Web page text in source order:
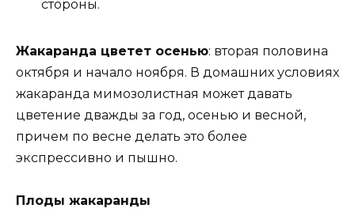
стороны.
Жакаранда цветет осенью: вторая половина
октября и начало ноября. В домашних условиях
жакаранда мимозолистная может давать
цветение дважды за год, осенью и весной,
причем по весне делать это более
экспрессивно и пышно.
Плоды жакаранды